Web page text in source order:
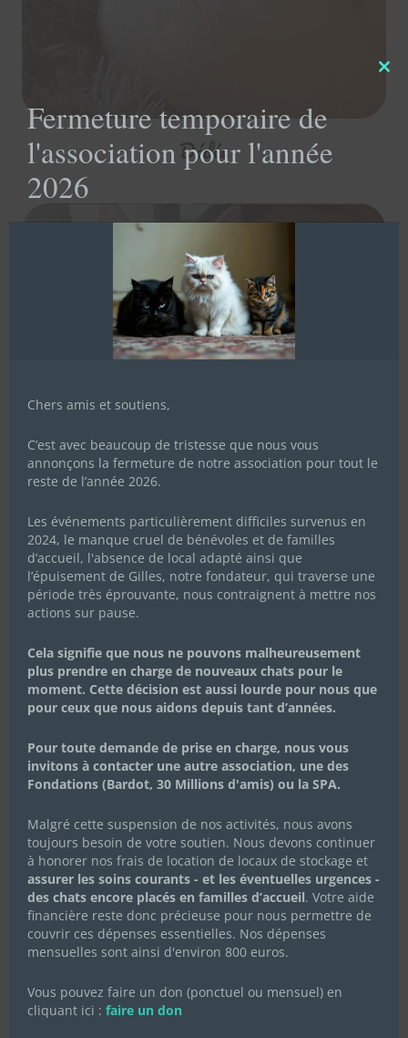
Dédée
Souna
Fermeture temporaire de
l'association pour l'année
2026
Chers amis et soutiens,
C’est avec beaucoup de tristesse que nous vous
annonçons la fermeture de notre association pour tout le
reste de l’année 2026.
Les événements particulièrement difficiles survenus en
2024, le manque cruel de bénévoles et de familles
d’accueil, l'absence de local adapté ainsi que
l’épuisement de Gilles, notre fondateur, qui traverse une
période très éprouvante, nous contraignent à mettre nos
actions sur pause.
Cela signifie que nous ne pouvons malheureusement
plus prendre en charge de nouveaux chats pour le
moment. Cette décision est aussi lourde pour nous que
pour ceux que nous aidons depuis tant d’années.
Pour toute demande de prise en charge, nous vous
invitons à contacter une autre association, une des
Fondations (Bardot, 30 Millions d'amis) ou la SPA.
Malgré cette suspension de nos activités, nous avons
toujours besoin de votre soutien. Nous devons continuer
à honorer nos frais de location de locaux de stockage et
assurer les soins courants - et les éventuelles urgences -
des chats encore placés en familles d’accueil. Votre aide
financière reste donc précieuse pour nous permettre de
couvrir ces dépenses essentielles. Nos dépenses
mensuelles sont ainsi d'environ 800 euros.
Vous pouvez faire un don (ponctuel ou mensuel) en
cliquant ici : faire un don